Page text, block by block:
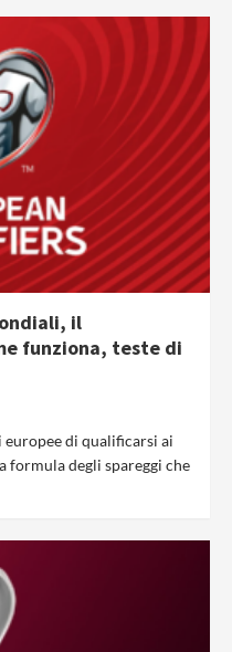
il
funziona, teste di
europee di qualificarsi ai
formula degli spareggi che